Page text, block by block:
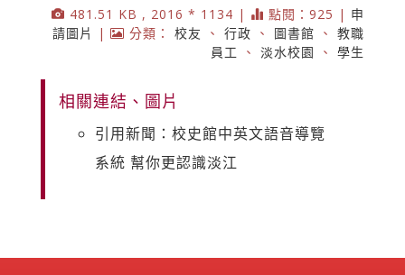
481.51 KB , 2016 * 1134 | 點閱：925 | 申
請圖片
| 分類： 校友 、 行政 、 圖書館 、 教職
員工
、 淡水校園 、 學生
相關連結、圖片
引用新聞：校史館中英文語音導覽
系統 幫你更認識淡江